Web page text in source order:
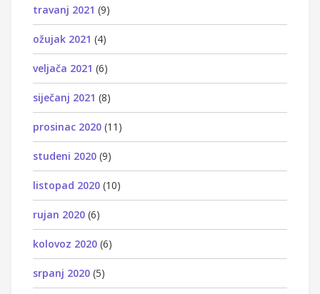
travanj 2021 (9)
ožujak 2021 (4)
veljača 2021 (6)
siječanj 2021 (8)
prosinac 2020 (11)
studeni 2020 (9)
listopad 2020 (10)
rujan 2020 (6)
kolovoz 2020 (6)
srpanj 2020 (5)